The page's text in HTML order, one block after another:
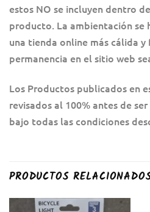
estos NO se incluyen dentro
producto. La ambientación se
una tienda online más cálida y
permanencia en el sitio web
Los Productos publicados en
revisados al 100% antes de
bajo todas las condiciones
PRODUCTOS